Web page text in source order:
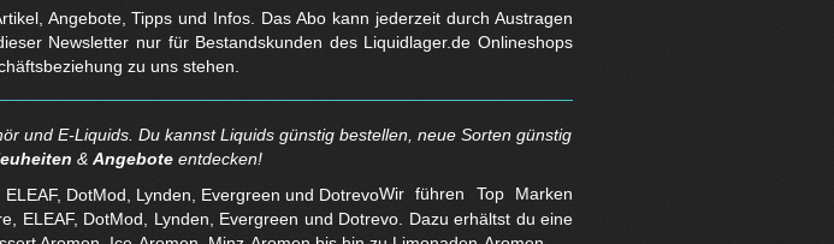
Angebote, Tipps und Infos. Das Abo kann jederzeit durch Austragen
Newsletter nur für Bestandskunden des Liquidlager.de Onlineshops
zu uns stehen.
und E-Liquids. Du kannst Liquids günstig bestellen, neue Sorten günstig
& Angeboteentdecken!
Wir führen Top Marken
ELEAF, DotMod, Lynden, Evergreen und Dotrevo. Dazu erhältst du eine